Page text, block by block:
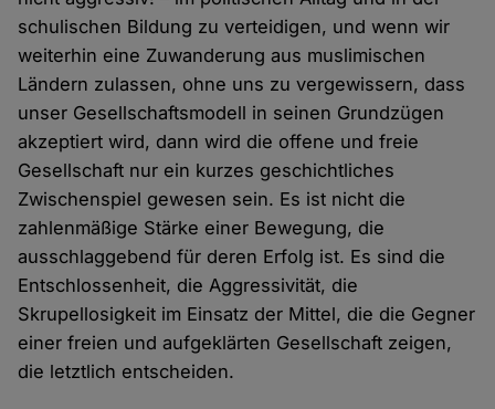
schulischen Bildung zu verteidigen, und wenn wir
weiterhin eine Zuwanderung aus muslimischen
Ländern zulassen, ohne uns zu vergewissern, dass
unser Gesellschaftsmodell in seinen Grundzügen
akzeptiert wird, dann wird die offene und freie
Gesellschaft nur ein kurzes geschichtliches
Zwischenspiel gewesen sein. Es ist nicht die
zahlenmäßige Stärke einer Bewegung, die
ausschlaggebend für deren Erfolg ist. Es sind die
Entschlossenheit, die Aggressivität, die
Skrupellosigkeit im Einsatz der Mittel, die die Gegner
einer freien und aufgeklärten Gesellschaft zeigen,
die letztlich entscheiden.